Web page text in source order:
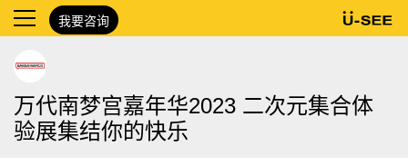
我要咨询
万代南梦宫嘉年华2023 二次元集合体
验展集结你的快乐